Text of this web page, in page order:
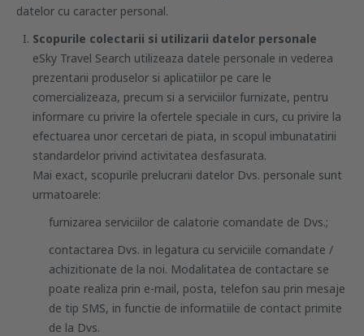
datelor cu caracter personal.
Scopurile colectarii si utilizarii datelor personale
eSky Travel Search utilizeaza datele personale in vederea
prezentarii produselor si aplicatiilor pe care le
comercializeaza, precum si a serviciilor furnizate, pentru
informare cu privire la ofertele speciale in curs, cu privire la
efectuarea unor cercetari de piata, in scopul imbunatatirii
standardelor privind activitatea desfasurata.
Mai exact, scopurile prelucrarii datelor Dvs. personale sunt
urmatoarele:
furnizarea serviciilor de calatorie comandate de Dvs.;
contactarea Dvs. in legatura cu serviciile comandate /
achizitionate de la noi. Modalitatea de contactare se
poate realiza prin e-mail, posta, telefon sau prin mesaje
de tip SMS, in functie de informatiile de contact primite
de la Dvs.